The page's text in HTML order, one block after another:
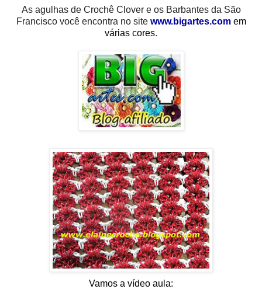
As agulhas de Crochê Clover e os Barbantes da São
Francisco você encontra no site www.bigartes.com em
várias cores.
Vamos a vídeo aula: